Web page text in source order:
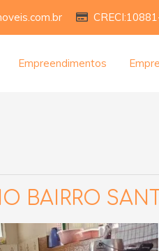
Empreendimentos
BAIRRO